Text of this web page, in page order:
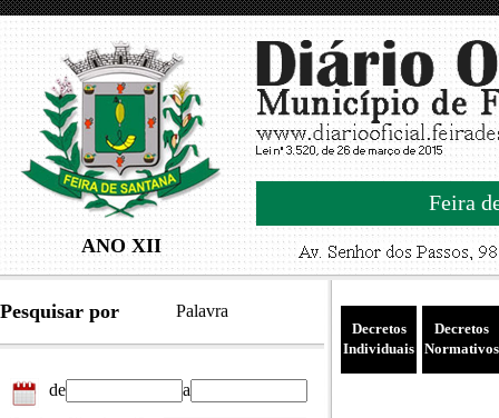
ANO XII
Feira
Pesquisar por Palavra
de a
Decretos
Individuais
Decretos
Normativos